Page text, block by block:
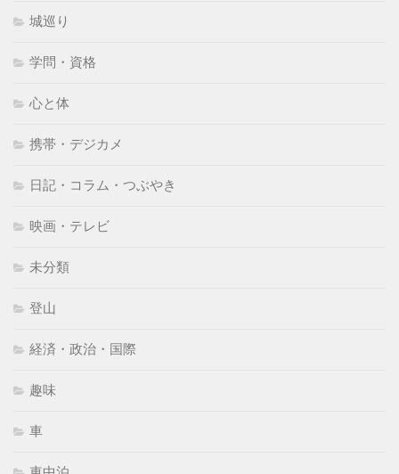
城巡り
学問・資格
心と体
携帯・デジカメ
日記・コラム・つぶやき
映画・テレビ
未分類
登山
経済・政治・国際
趣味
車